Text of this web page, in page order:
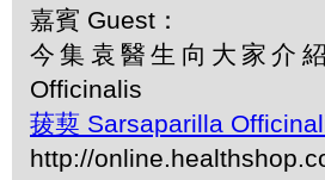
嘉賓 Guest：
今集袁醫生向大家介
Officinalis
菝葜 Sarsaparilla
http://